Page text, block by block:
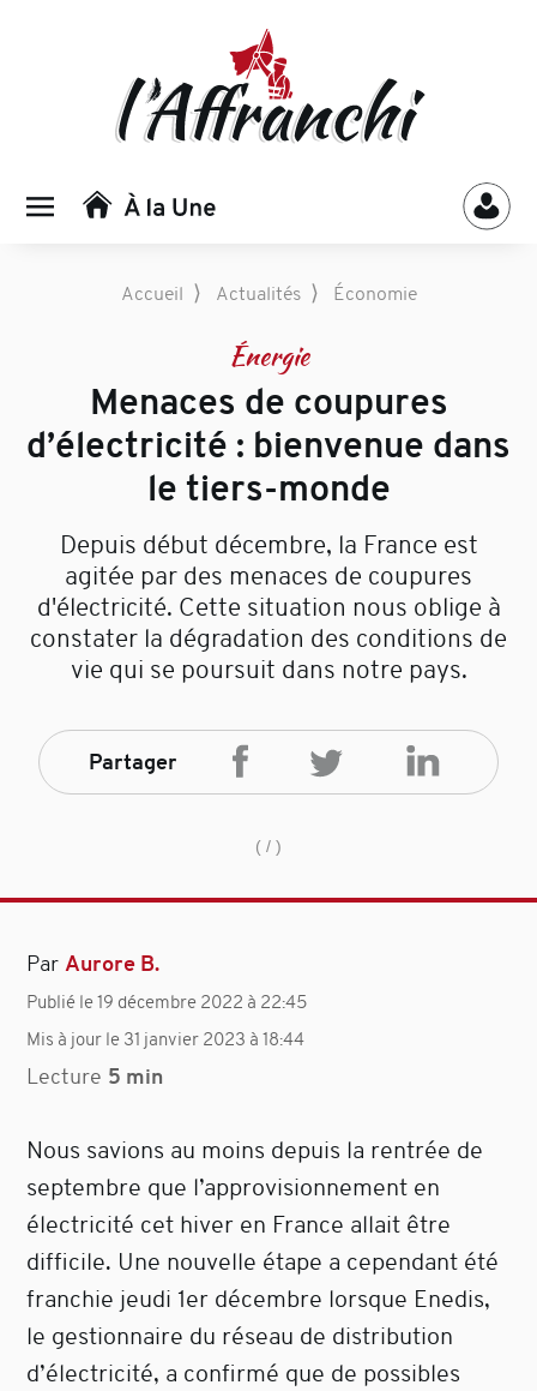
Accueil ⟩ Actualités⟩ Économie
Énergie
Menaces de coupures
d’électricité : bienvenue dans
le tiers-monde
Depuis début décembre, la France est
agitée par des menaces de coupures
d'électricité. Cette situation nous oblige à
constater la dégradation des conditions de
vie qui se poursuit dans notre pays.
Partager
( / )
Par Aurore B.
Publié le 19 décembre 2022 à 22:45
Mis à jour le 31 janvier 2023 à 18:44
Lecture 5 min
Nous savions au moins depuis la rentrée de
septembre que l’approvisionnement en
électricité cet hiver en France allait être
difficile. Une nouvelle étape a cependant été
franchie jeudi 1er décembre lorsque Enedis,
le gestionnaire du réseau de distribution
d’électricité, a confirmé que de possibles